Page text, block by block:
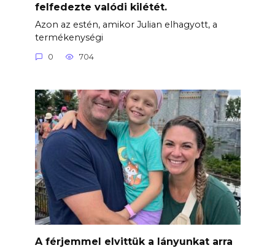
felfedezte valódi kilétét.
Azon az estén, amikor Julian elhagyott, a
termékenységi
0 704
A férjemmel elvittük a lányunkat arra